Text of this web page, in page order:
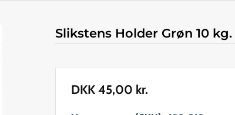
Slikstens Holder Grøn 10 kg.
DKK 45,00 kr.